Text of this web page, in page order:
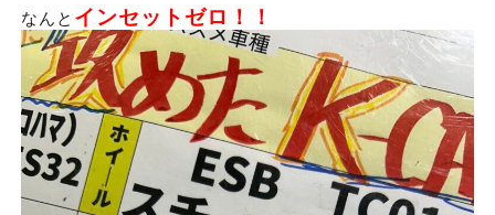
なんと インセットゼロ！！